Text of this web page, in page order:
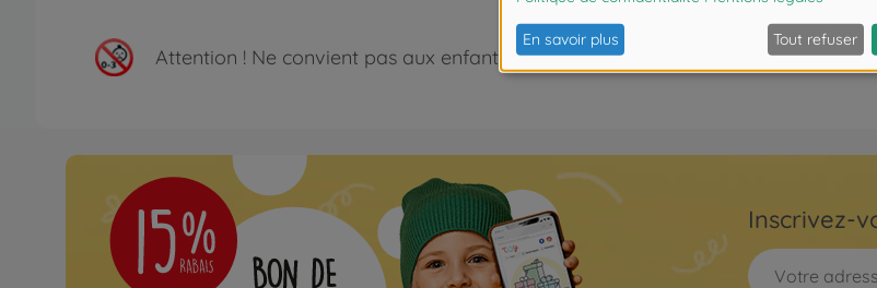
Attention ! Ne convient pas aux enfants de moins de 3 ans. Risque d'asphyxie
Inscrivez-